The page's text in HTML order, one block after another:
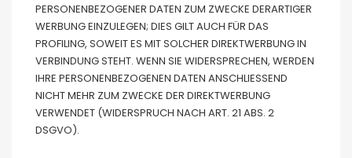
PERSONENBEZOGENER DATEN ZUM ZWECKE DERARTIGER
WERBUNG EINZULEGEN; DIES GILT AUCH FÜR DAS
PROFILING, SOWEIT ES MIT SOLCHER DIREKTWERBUNG IN
VERBINDUNG STEHT. WENN SIE WIDERSPRECHEN, WERDEN
IHRE PERSONENBEZOGENEN DATEN ANSCHLIESSEND
NICHT MEHR ZUM ZWECKE DER DIREKTWERBUNG
VERWENDET (WIDERSPRUCH NACH ART. 21 ABS. 2
DSGVO).